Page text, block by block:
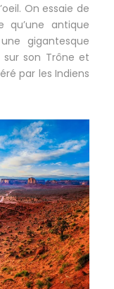
On essaie de
qu’une antique
gigantesque
son Trône et
par les Indiens